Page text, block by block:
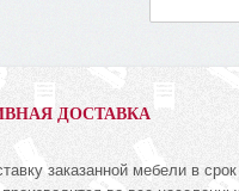
ДОСТАВКА
заказанной мебели в срок